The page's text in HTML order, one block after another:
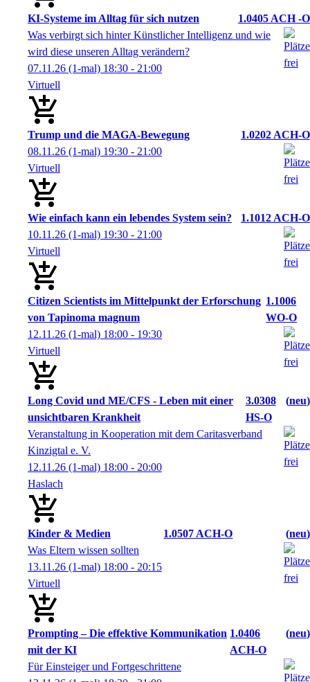
KI-Systeme im Alltag für sich nutzen
1.0405 ACH -O
Was verbirgt sich hinter Künstlicher Intelligenz und wie
wird diese unseren Alltag verändern?
07.11.26 (1-mal) 18:30 - 21:00
Virtuell
Trump und die MAGA-Bewegung
1.0202 ACH-O
08.11.26 (1-mal) 19:30 - 21:00
Virtuell
Wie einfach kann ein lebendes System sein?
1.1012 ACH-O
10.11.26 (1-mal) 19:30 - 21:00
Virtuell
Citizen Scientists im Mittelpunkt der Erforschung
von Tapinoma magnum
1.1006
WO-O
12.11.26 (1-mal) 18:00 - 19:30
Virtuell
Long Covid und ME/CFS - Leben mit einer
unsichtbaren Krankheit
3.0308
HS-O
neu
Veranstaltung in Kooperation mit dem Caritasverband
Kinzigtal e. V.
12.11.26 (1-mal) 18:00 - 20:00
Haslach
Kinder & Medien 1.0507 ACH-O
neu
Was Eltern wissen sollten
13.11.26 (1-mal) 18:00 - 20:15
Virtuell
Prompting – Die effektive Kommunikation
mit der KI
1.0406
ACH-O
neu
Für Einsteiger und Fortgeschrittene